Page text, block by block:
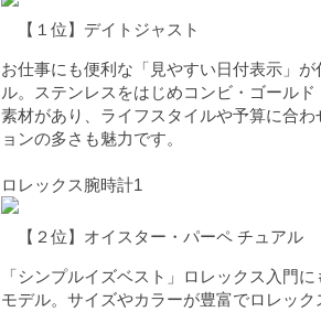
【１位】デイトジャスト
お仕事にも便利な「見やすい日付表示」
ル。ステンレスをはじめコンビ・ゴール
素材があり、ライフスタイルや予算に合
ョンの多さも魅力です。
ロレックス腕時計1
【２位】オイスター・パーペ チュアル
「シンプルイズベスト」ロレックス入門
モデル。サイズやカラーが豊富でロレッ